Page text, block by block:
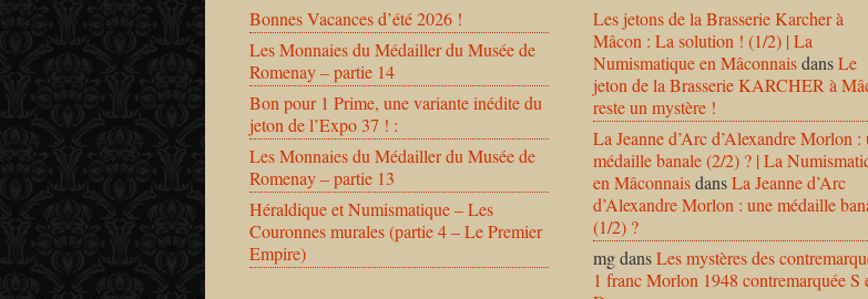
Bonnes Vacances d’été 2026 !
Les Monnaies du Médailler du Musée de
Romenay – partie 14
Bon pour 1 Prime, une variante inédite du
jeton de l’Expo 37 ! :
Les Monnaies du Médailler du Musée de
Romenay – partie 13
Héraldique et Numismatique – Les
Couronnes murales (partie 4 – Le Premier
Empire)
Les jetons de la Brasserie Karcher à
Mâcon : La solution ! (1/2) | La
Numismatique en MâconnaisdansLe
jeton de la Brasserie KARCHER à
reste un mystère !
La Jeanne d’Arc d’Alexandre Morlon :
médaille banale (2/2) ? | La
en MâconnaisdansLa Jeanne d’Arc
d’Alexandre Morlon : une médaille
(1/2) ?
mgdansLes mystères des
1 franc Morlon 1948 contremarquée S